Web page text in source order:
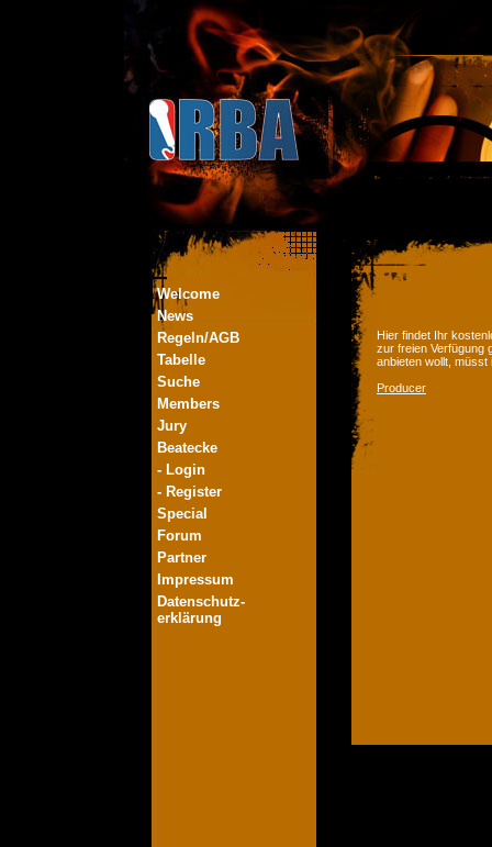
Welcome
News
Regeln/AGB
Tabelle
Suche
Members
Jury
Beatecke
- Login
- Register
Special
Forum
Partner
Impressum
Datenschutz-
erklärung
Hier findet Ihr
zur freien Verfügung
anbieten wollt,
Producer